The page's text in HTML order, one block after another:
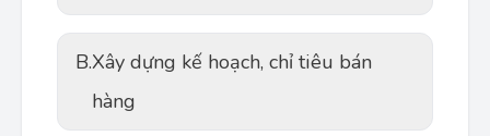
B.Xây dựng kế hoạch, chỉ tiêu bán
hàng